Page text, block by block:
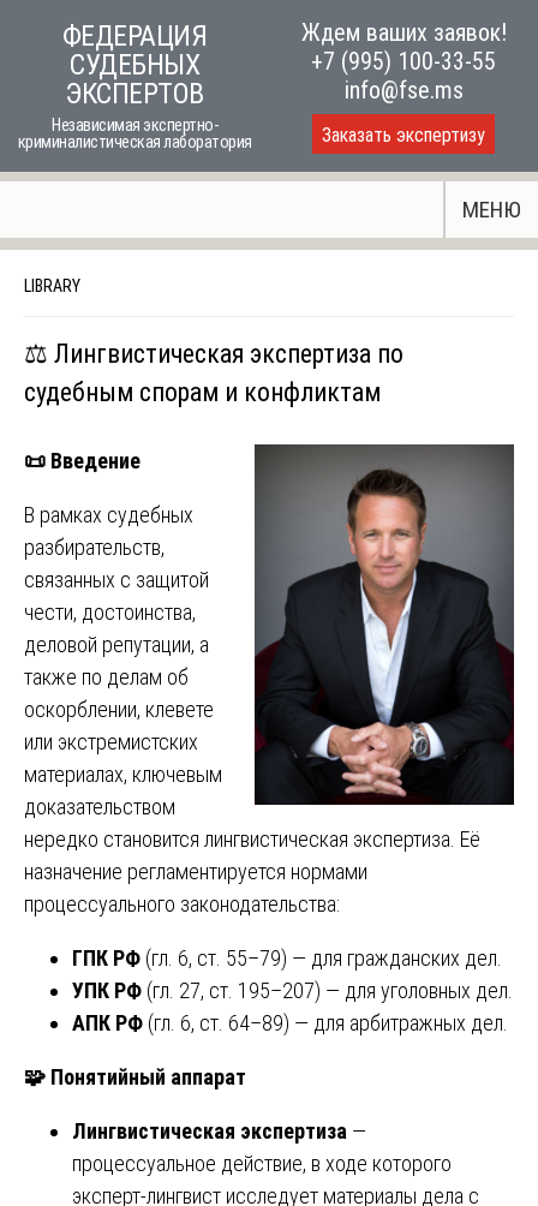
ФЕДЕРАЦИЯ
СУДЕБНЫХ
ЭКСПЕРТОВ
Независимая экспертно-
криминалистическая лаборатория
Ждем ваших заявок!
+7 (995) 100-33-55
info@fse.ms
Заказать экспертизу
МЕНЮ
LIBRARY
⚖️ Лингвистическая экспертиза по
судебным спорам и конфликтам
📜 Введение
В рамках судебных
разбирательств,
связанных с защитой
чести, достоинства,
деловой репутации, а
также по делам об
оскорблении, клевете
или экстремистских
материалах, ключевым
доказательством
нередко становится лингвистическая экспертиза. Её
назначение регламентируется нормами
процессуального законодательства:
ГПК РФ (гл. 6, ст. 55–79) — для гражданских дел.
УПК РФ (гл. 27, ст. 195–207) — для уголовных дел.
АПК РФ (гл. 6, ст. 64–89) — для арбитражных дел.
🧩 Понятийный аппарат
Лингвистическая экспертиза —
процессуальное действие, в ходе которого
эксперт‑лингвист исследует материалы дела с